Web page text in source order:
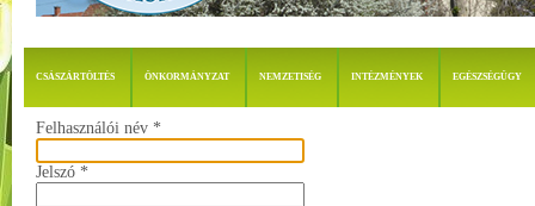
CSÁSZÁRTÖLTÉS ÖNKORMÁNYZAT NEMZETISÉG INTÉZMÉNYEK EGÉSZSÉGÜGY
Felhasználói név *
Jelszó *